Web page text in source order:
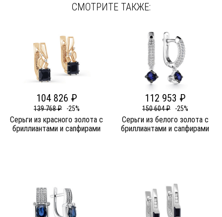
СМОТРИТЕ ТАКЖЕ:
104 826 ₽
139 768 ₽ -25%
Серьги из красного золота c
бриллиантами и сапфирами
112 953 ₽
150 604 ₽ -25%
Серьги из белого золота c
бриллиантами и сапфирами